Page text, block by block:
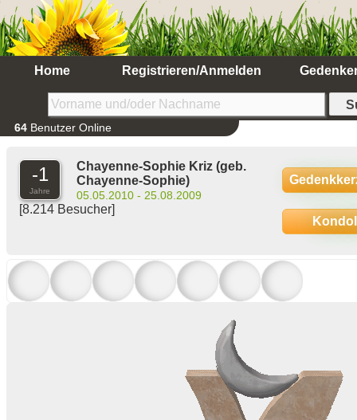
Home Registrieren/Anmelden
64 Benutzer Online
-1
Jahre
Chayenne-Sophie Kriz (geb.
Chayenne-Sophie)
05.05.2010 - 25.08.2009
[8.214 Besucher]